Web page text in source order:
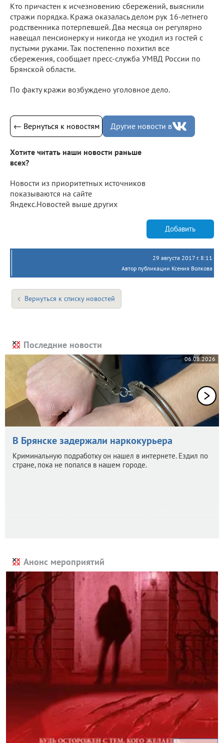
Кто причастен к исчезновению сбережений, выяснили
стражи порядка. Кража оказалась делом рук 16-летнего
родственника потерпевшей. Два месяца он регулярно
навещал пенсионерку и никогда не уходил из гостей с
пустыми руками. Так постепенно похитил все
сбережения, сообщает пресс-служба УМВД России по
Брянской области.
По факту кражи возбуждено уголовное дело.
← Вернуться к новостям Другие новости в
Хотите читать наши новости раньше
всех?
Новости из приоритетных источников
показываются на сайте
Яндекс.Новостей выше других
Добавить
29 августа 2017 г. 8:11
Автор публикации Ксения Волкова
Вернуться к списку новостей
Последние новости
06.08.2026
В Брянске задержали наркокурьера
Криминальную подработку он нашел в интернете. Ездил по
стране, пока не попался в нашем городе.
Анонс мероприятий